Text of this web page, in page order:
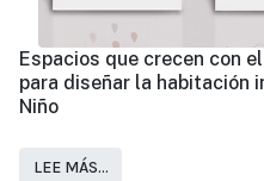
Espacios que crecen con
para diseñar la habitación
Niño
LEE MÁS…